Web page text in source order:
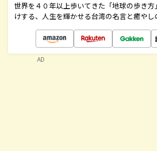
世界を４０年以上歩いてきた「地球の歩き
けする、人生を輝かせる台湾の名言と癒やし
AD